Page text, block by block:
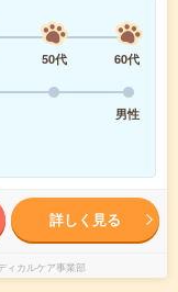
50代
60代
男性
詳しく見る
ィカルケア事業部